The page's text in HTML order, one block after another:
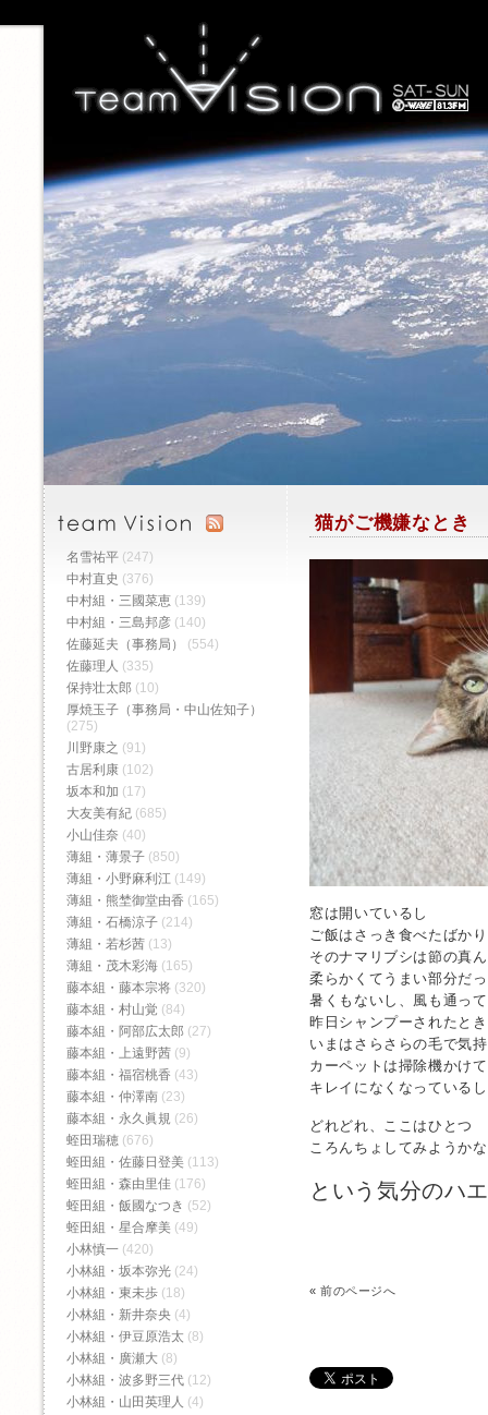
猫がご機嫌なとき
窓は開いているし
ご飯はさっき食べたばか
そのナマリブシは節の真
柔らかくてうまい部分だ
暑くもないし、風も通っ
昨日シャンプーされたと
いまはさらさらの毛で気
カーペットは掃除機かけ
キレイになくなっている
どれどれ、ここはひとつ
ころんちょしてみようか
という気分のハ
«前のページへ
名雪祐平 (247)
中村直史 (376)
中村組・三國菜恵 (139)
中村組・三島邦彦 (140)
佐藤延夫（事務局）
(554)
佐藤理人 (335)
保持壮太郎 (10)
厚焼玉子（事務局・中山佐知子）
(275)
川野康之 (91)
古居利康 (102)
坂本和加 (17)
大友美有紀 (685)
小山佳奈 (40)
薄組・薄景子 (850)
薄組・小野麻利江 (149)
薄組・熊埜御堂由香 (165)
薄組・石橋涼子 (214)
薄組・若杉茜 (13)
薄組・茂木彩海 (165)
藤本組・藤本宗将 (320)
藤本組・村山覚 (84)
藤本組・阿部広太郎 (27)
藤本組・上遠野茜 (9)
藤本組・福宿桃香‬ (43)
藤本組・仲澤南 (23)
藤本組・永久眞規 (26)
蛭田瑞穂 (676)
蛭田組・佐藤日登美 (113)
蛭田組・森由里佳 (176)
蛭田組・飯國なつき (52)
蛭田組・星合摩美 (49)
小林慎一 (420)
小林組・坂本弥光 (24)
小林組・東未歩 (18)
小林組・新井奈央 (4)
小林組・伊豆原浩太 (8)
小林組・廣瀬大 (8)
小林組・波多野三代 (12)
小林組・山田英理人 (4)